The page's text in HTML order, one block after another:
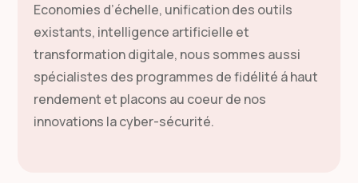
Economies d’échelle, unification des outils
existants, intelligence artificielle et
transformation digitale, nous sommes aussi
spécialistes des programmes de fidélité á haut
rendement et placons au coeur de nos
innovations la cyber-sécurité.